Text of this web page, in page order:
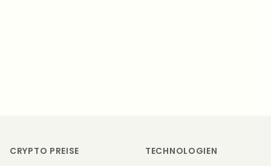
CRYPTO PREISE TECHNOLOGIEN